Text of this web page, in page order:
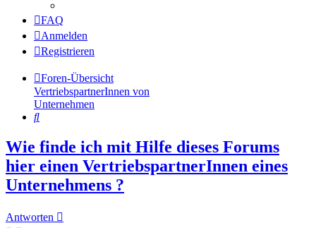
FAQ
Anmelden
Registrieren
Foren-Übersicht
VertriebspartnerInnen von
Unternehmen
Suche
Wie finde ich mit Hilfe dieses Forums
hier einen VertriebspartnerInnen eines
Unternehmens ?
Antworten